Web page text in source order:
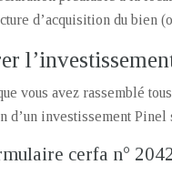
d’acquisition du bien
vous avez rassemblé
d’un investissement
cerfa n°